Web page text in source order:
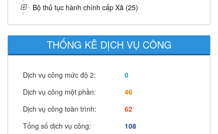
Bộ thủ tục hành chính cấp Xã (25)
THỐNG KÊ DỊCH VỤ CÔNG
Dịch vụ công mức độ 2:
0
Dịch vụ công một phần:
46
Dịch vụ công toàn trình:
62
Tổng số dịch vụ công:
108